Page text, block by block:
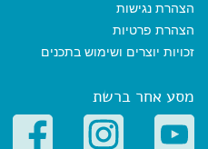
הצהרת נגישות
הצהרת פרטיות
זכויות יוצרים ושימוש בתכנים
מסע אחר ברשת